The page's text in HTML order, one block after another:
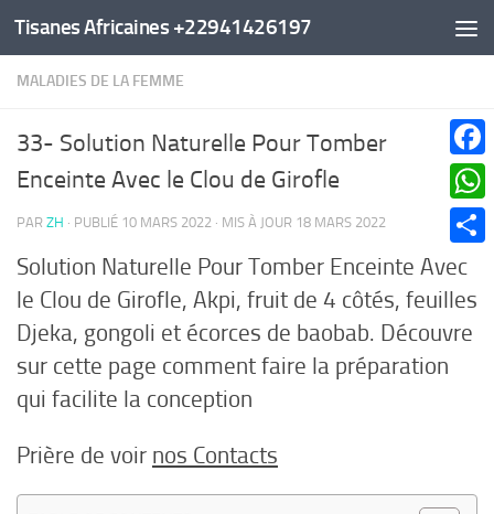
Au dessous du contenu
Tisanes Africaines +22941426197
MALADIES DE LA FEMME
33- Solution Naturelle Pour Tomber
Enceinte Avec le Clou de Girofle
PAR ZH · PUBLIÉ 10 MARS 2022 · MIS À JOUR 18 MARS 2022
Solution Naturelle Pour Tomber Enceinte Avec
le Clou de Girofle, Akpi, fruit de 4 côtés, feuilles
Djeka, gongoli et écorces de baobab. Découvre
sur cette page comment faire la préparation
qui facilite la conception
Prière de voir nos Contacts